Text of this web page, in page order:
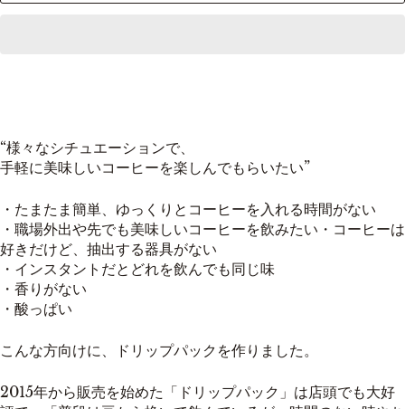
“様々なシチュエーションで、
手軽に美味しいコーヒーを楽しんでもらいたい”
・たまたま簡単、ゆっくりとコーヒーを入れる時間がない
・職場外出や先でも美味しいコーヒーを飲みたい・コーヒーは
好きだけど、抽出する器具がない
・インスタントだとどれを飲んでも同じ味
・香りがない
・酸っぱい
こんな方向けに、ドリップパックを作りました。
2015年から販売を始めた「ドリップパック」は店頭でも大好